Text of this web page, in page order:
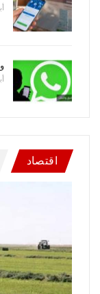
اقتصاد